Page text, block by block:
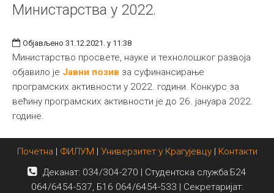
Библиотека
Међународна
Министарства у 2022.
Објављено 31.12.2021. у 11:38
Министарство просвете, науке и технолошког развоја
објавило је Јавни позив за суфинансирање
програмских активности у 2022. години. Конкурс за
већину програмских активности је до 26. јануара 2022.
године.
Почетна | ФИЛУМ | Универзитет у Крагујевцу| Контакти
Деканат: 034/304-270 | Студентска служба:Б24
064/6454-537, Б16 064/6454-533 | Секретаријат: